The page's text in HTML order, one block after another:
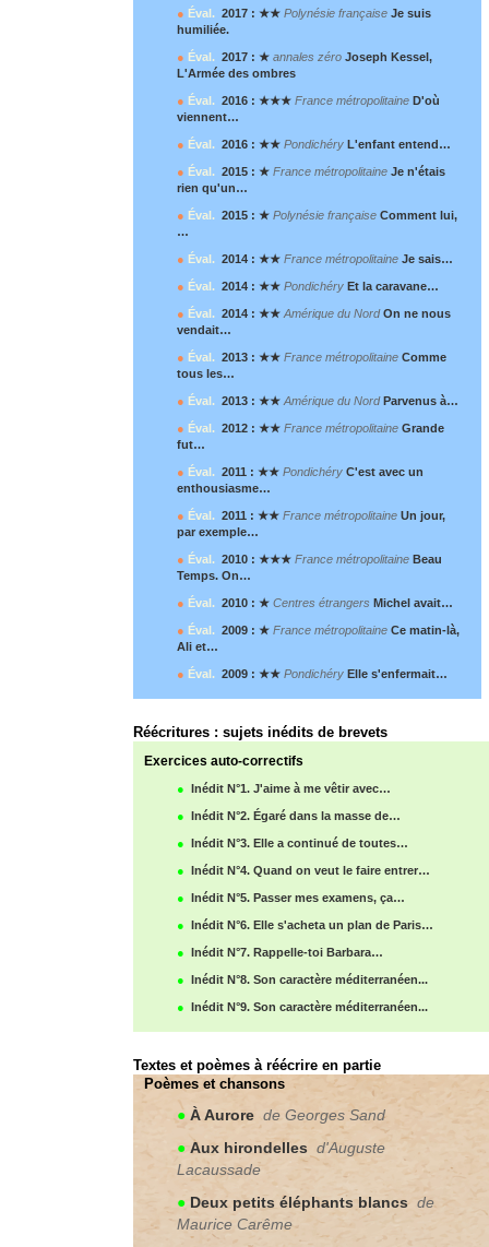
● Éval. 2017 : ★★ Polynésie française Je suis
humiliée.
● Éval. 2017 : ★ annales zéro Joseph Kessel,
L'Armée des ombres
● Éval. 2016 : ★★★ France métropolitaine D'où
viennent…
● Éval. 2016 : ★★ Pondichéry L'enfant entend…
● Éval. 2015 : ★ France métropolitaine Je n'étais
rien qu'un…
● Éval. 2015 : ★ Polynésie française Comment lui,
…
● Éval. 2014 : ★★ France métropolitaine Je sais…
● Éval. 2014 : ★★ Pondichéry Et la caravane…
● Éval. 2014 : ★★ Amérique du NordOn ne nous
vendait…
● Éval. 2013 : ★★ France métropolitaine Comme
tous les…
● Éval. 2013 : ★★ Amérique du NordParvenus à…
● Éval. 2012 : ★★ France métropolitaine Grande
fut…
● Éval. 2011 : ★★ Pondichéry C'est avec un
enthousiasme…
● Éval. 2011 : ★★ France métropolitaine Un jour,
par exemple…
● Éval. 2010 : ★★★ France métropolitaine Beau
Temps. On…
● Éval. 2010 : ★ Centres étrangers Michel avait…
● Éval. 2009 : ★ France métropolitaine Ce matin-là,
Ali et…
● Éval. 2009 : ★★ Pondichéry Elle s'enfermait…
Réécritures : sujets inédits de brevets
Exercices auto-correctifs
● Inédit N°1. J'aime à me vêtir avec…
● Inédit N°2. Égaré dans la masse de…
● Inédit N°3. Elle a continué de toutes…
● Inédit N°4. Quand on veut le faire entrer…
● Inédit N°5. Passer mes examens, ça…
● Inédit N°6. Elle s'acheta un plan de Paris…
● Inédit N°7. Rappelle-toi Barbara…
● Inédit N°8. Son caractère méditerranéen...
● Inédit N°9. Son caractère méditerranéen...
Textes et poèmes à réécrire en partie
Poèmes et chansons
● À Aurore de Georges Sand
● Aux hirondelles d'Auguste
Lacaussade
● Deux petits éléphants blancsde
Maurice Carême